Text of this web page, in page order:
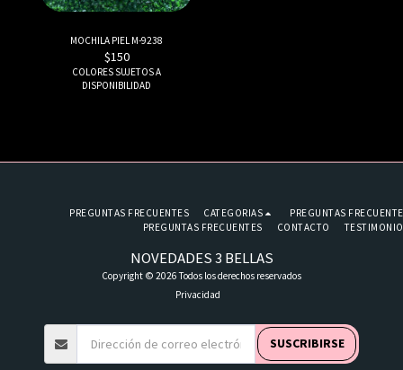
MOCHILA PIEL M-9238
$150
COLORES SUJETOS A
DISPONIBILIDAD
NOVEDADES 3 BELLAS
Copyright © 2026 Todos los derechos reservados
Privacidad
PREGUNTAS FRECUENTES CATEGORIAS
PREGUNTAS
PREGUNTAS FRECUENTES
CONTACTO
SUSCRIBIRSE